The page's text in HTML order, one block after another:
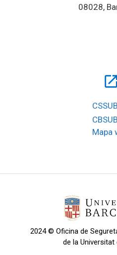
08028,
open_in_new
CSSUB
CBSUB
Mapa
2024 © Oficina de
de la